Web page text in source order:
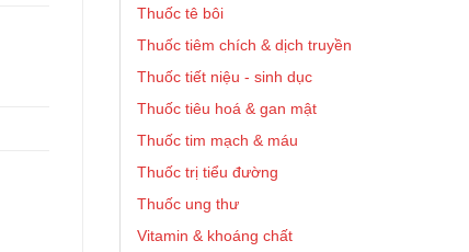
Thuốc tê bôi
Thuốc tiêm chích & dịch truyền
Thuốc tiết niệu - sinh dục
Thuốc tiêu hoá & gan mật
Thuốc tim mạch & máu
Thuốc trị tiểu đường
Thuốc ung thư
Vitamin & khoáng chất